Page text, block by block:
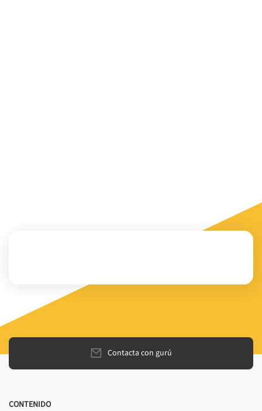
Contacta con gurú
CONTENIDO